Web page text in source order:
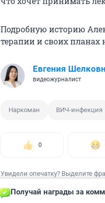
Подробную историю
терапии и своих планах
Евгения
видеожурналист
Наркоман ВИЧ-инфекция
0
Увидели опечатку? Выделите
Получай награды за